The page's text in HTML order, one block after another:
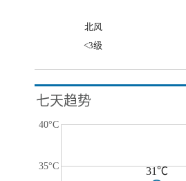
北风
<3级
七天趋势
40°C
35°C 31℃